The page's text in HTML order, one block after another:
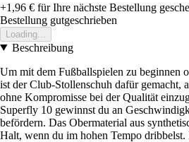
+1,96 € für Ihre nächste Bestellung
Bestellung gutgeschrieben
Loading...
Beschreibung
Um mit dem Fußballspielen zu beginnen
ist der Club-Stollenschuh dafür gemacht,
ohne Kompromisse bei der Qualität
Superfly 10 gewinnst du an
befördern. Das Obermaterial aus
Halt, wenn du im hohen Tempo dribbelst.